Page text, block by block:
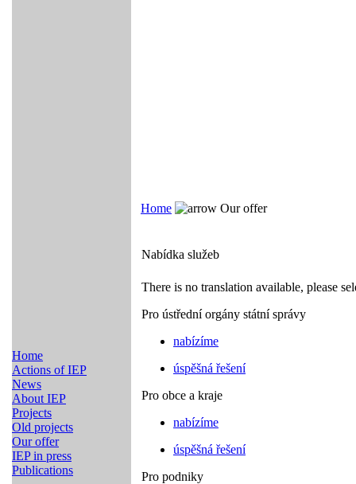
Home
Actions of IEP
News
About IEP
Projects
Old projects
Our offer
IEP in press
Publications
Home Our offer
Nabídka služeb
There is no translation available, please
Pro ústřední orgány státní správy
nabízíme
úspěšná řešení
Pro obce a kraje
nabízíme
úspěšná řešení
Pro podniky